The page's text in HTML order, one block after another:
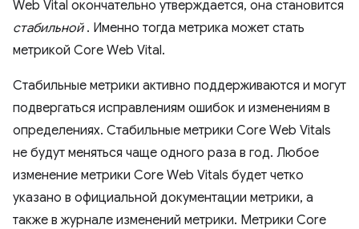
Web Vital окончательно утверждается, она становится
стабильной. Именно тогда метрика может стать
метрикой Core Web Vital.
Стабильные метрики активно поддерживаются и могут
подвергаться исправлениям ошибок и изменениям в
определениях. Стабильные метрики Core Web Vitals
не будут меняться чаще одного раза в год. Любое
изменение метрики Core Web Vitals будет четко
указано в официальной документации метрики, а
также в журнале изменений метрики. Метрики Core